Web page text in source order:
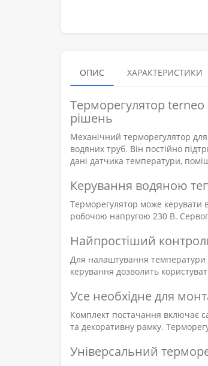
ОПИС ХАРАКТЕРИСТИКИ
Терморегулятор
рішень
Механічний терморегулятор
водяних труб. Він постійно
дані датчика температури,
Керування водяною
Терморегулятор може керувати
робочою напругою 230 В.
Найпростіший
Для налаштування температури
керування дозволить
Усе необхідне для
Комплект постачання включає
та декоративну рамку.
Універсальний